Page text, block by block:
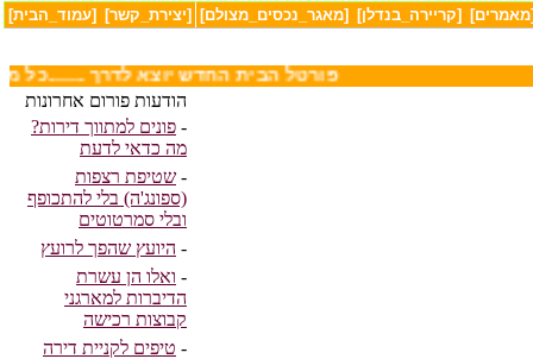
[עמוד_הבית] [יצירת_קשר] [מאגר_נכסים_מצולם] [קריירה_בנדלן]
........פורטל הבית החדש יוצא לדרך
הודעות פורום אחרונות
- פונים למתווך דירות?
מה כדאי לדעת
- שטיפת רצפות
(ספונג'ה) בלי להתכופף
ובלי סמרטוטים
- היועץ שהפך לרועץ
- ואלו הן עשרת
הדיברות למארגני
קבוצות רכישה
- טיפים לקניית דירה